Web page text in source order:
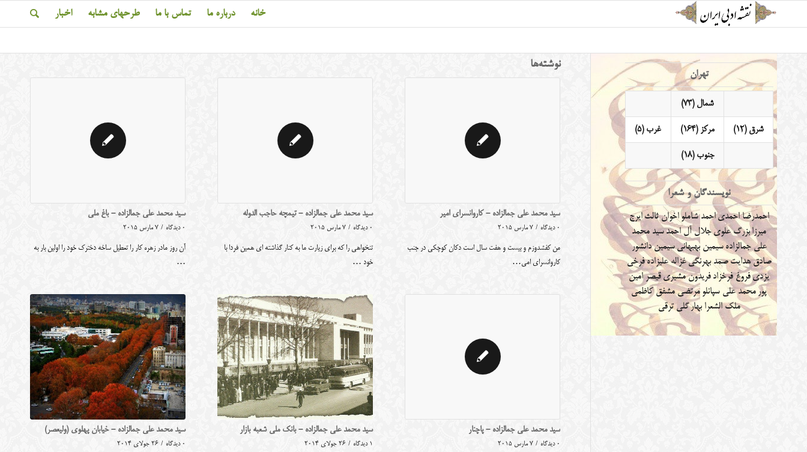
خانه درباره ما تماس با ما طرحهای مشابه اخبار
نوشته‌ها
سید محمد علی جمالزاده - کاروانسرای امیر
0 دیدگاه / 7 مارس 2015
من کفشدوزم و بیست و هفت سال است دکان کوچکی در جنب
کاروانسرای امی…
سید محمد علی جمالزاده - تیمچه حاجب الدوله
0 دیدگاه / 7 مارس 2015
تنخواهی را که برای زیارت ما به کنار گذاشته ای همین فردا با
خود …
سید محمد علی جمالزاده - باغ ملی
0 دیدگاه / 7 مارس 2015
آن روز مادر زهره کار را تعطیل ساخه دخترک خود را اولین بار به
…
سید محمد علی جمالزاده - پاچنار
0 دیدگاه / 7 مارس 2015
سید محمد علی جمالزاده - بانک ملی شعبه بازار
1 دیدگاه / 26 جولای 2014
سید محمد علی جمالزاده - خیابان پهلوی (ولیعصر)
0 دیدگاه / 26 جولای 2014
تهران
شمال (73)
شرق (12) مرکز (164) غرب (5)
جنوب (18)
نویسندگان و شعرا
احمدرضا احمدیاحمد شاملواخوان ثالث ایرج
میرزابزرگ علوی جلال آل احمد سید محمد
علی جمالزاده سیمین بهبهانیسیمین دانشور
صادق هدایتصمد بهرنگیغزاله علیزادهفرخی
یزدیفروغ فرخزاد فریدون مشیری قیصر امین
پور محمد علی سپانلو مرتضی مشفق کاظمی
ملک الشعرا بهارگلی ترقی